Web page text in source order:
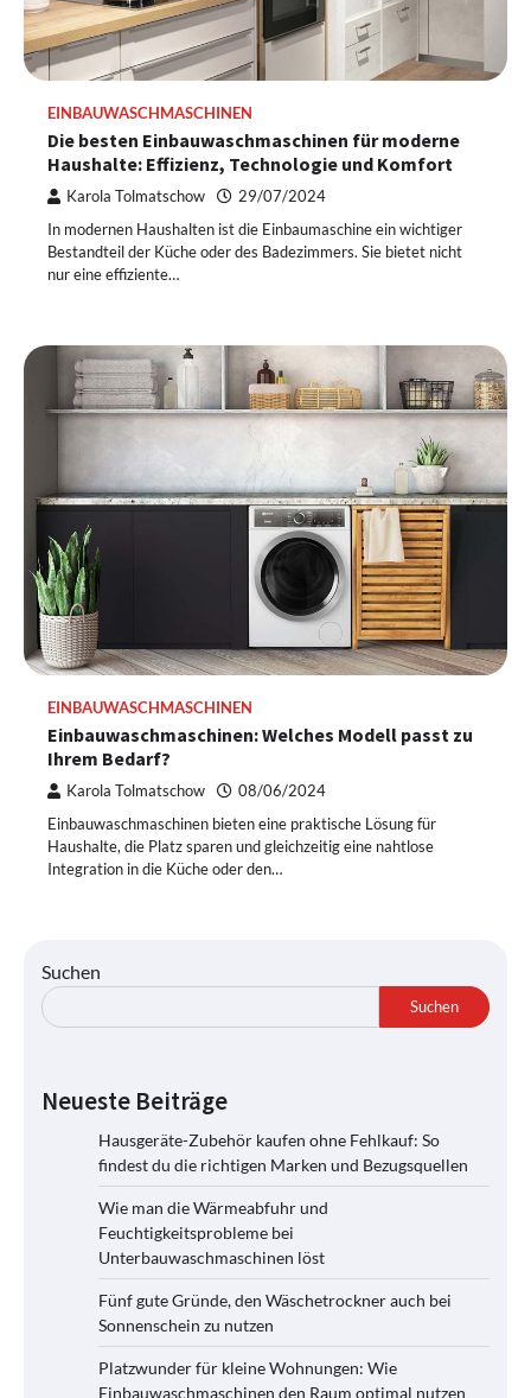
EINBAUWASCHMASCHINEN
Die besten Einbauwaschmaschinen für moderne
Haushalte: Effizienz, Technologie und Komfort
Karola Tolmatschow 29/07/2024
In modernen Haushalten ist die Einbaumaschine ein wichtiger
Bestandteil der Küche oder des Badezimmers. Sie bietet nicht
nur eine effiziente…
EINBAUWASCHMASCHINEN
Einbauwaschmaschinen: Welches Modell passt zu
Ihrem Bedarf?
Karola Tolmatschow 08/06/2024
Einbauwaschmaschinen bieten eine praktische Lösung für
Haushalte, die Platz sparen und gleichzeitig eine nahtlose
Integration in die Küche oder den…
Suchen
Suchen
Neueste Beiträge
Hausgeräte-Zubehör kaufen ohne Fehlkauf: So
findest du die richtigen Marken und Bezugsquellen
Wie man die Wärmeabfuhr und
Feuchtigkeitsprobleme bei
Unterbauwaschmaschinen löst
Fünf gute Gründe, den Wäschetrockner auch bei
Sonnenschein zu nutzen
Platzwunder für kleine Wohnungen: Wie
Einbauwaschmaschinen den Raum optimal nutzen